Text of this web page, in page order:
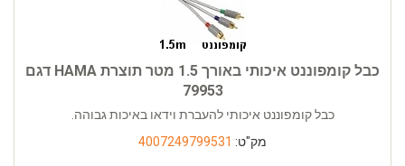
כבל קומפוננט איכותי באורך 1.5 מטר תוצרת HAMA דגם
79953
כבל קומפוננט איכותי להעברת וידאו באיכות גבוהה.
מק"ט: 4007249799531